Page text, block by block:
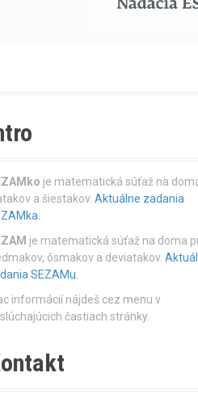
je matematická súťaž na
a šiestakov. Aktuálne zadania
je matematická súťaž na doma
ôsmakov a deviatakov.
SEZAMu.
informácií nájdeš cez menu v
častiach stránky.